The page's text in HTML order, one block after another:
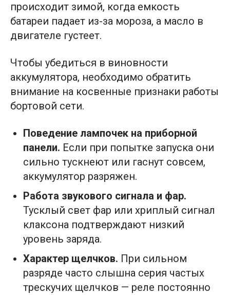
происходит зимой, когда емкость
батареи падает из-за мороза, а масло в
двигателе густеет.
Чтобы убедиться в виновности
аккумулятора, необходимо обратить
внимание на косвенные признаки работы
бортовой сети.
Поведение лампочек на приборной
панели. Если при попытке запуска они
сильно тускнеют или гаснут совсем,
аккумулятор разряжен.
Работа звукового сигнала и фар.
Тусклый свет фар или хриплый сигнал
клаксона подтверждают низкий
уровень заряда.
Характер щелчков. При сильном
разряде часто слышна серия частых
трескучих щелчков — реле постоянно